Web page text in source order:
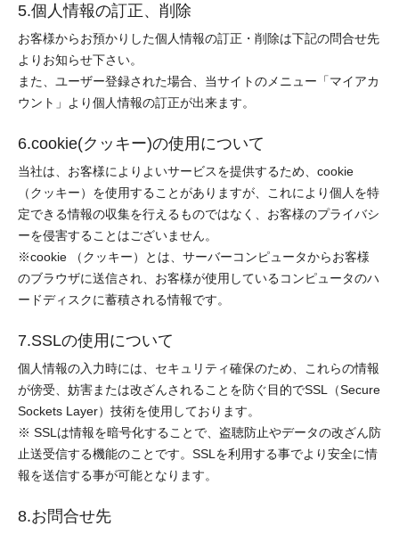
5.個人情報の訂正、削除
お客様からお預かりした個人情報の訂正・削除は下記の問合せ先
よりお知らせ下さい。
また、ユーザー登録された場合、当サイトのメニュー「マイアカ
ウント」より個人情報の訂正が出来ます。
6.cookie(クッキー)の使用について
当社は、お客様によりよいサービスを提供するため、cookie
（クッキー）を使用することがありますが、これにより個人を特
定できる情報の収集を行えるものではなく、お客様のプライバシ
ーを侵害することはございません。
※cookie （クッキー）とは、サーバーコンピュータからお客様
のブラウザに送信され、お客様が使用しているコンピュータのハ
ードディスクに蓄積される情報です。
7.SSLの使用について
個人情報の入力時には、セキュリティ確保のため、これらの情報
が傍受、妨害または改ざんされることを防ぐ目的でSSL（Secure
Sockets Layer）技術を使用しております。
※ SSLは情報を暗号化することで、盗聴防止やデータの改ざん防
止送受信する機能のことです。SSLを利用する事でより安全に情
報を送信する事が可能となります。
8.お問合せ先